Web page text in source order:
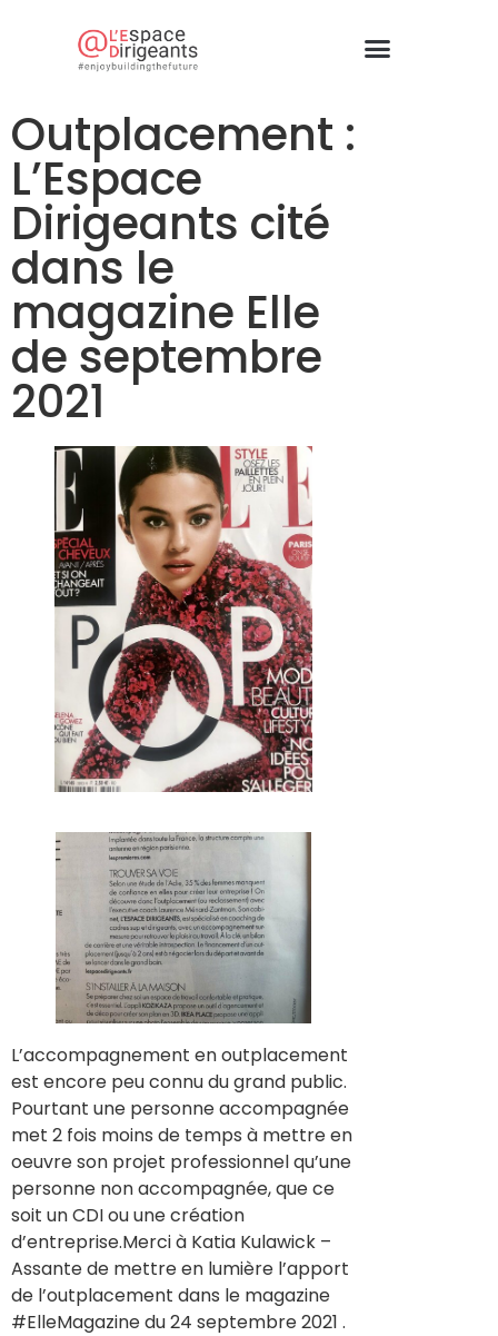
Outplacement :
L’Espace
Dirigeants cité
dans le
magazine Elle
de septembre
2021
L’accompagnement en outplacement
est encore peu connu du grand public.
Pourtant une personne accompagnée
met 2 fois moins de temps à mettre en
oeuvre son projet professionnel qu’une
personne non accompagnée, que ce
soit un CDI ou une création
d’entreprise.Merci à Katia Kulawick –
Assante de mettre en lumière l’apport
de l’outplacement dans le magazine
#ElleMagazine du 24 septembre 2021 .